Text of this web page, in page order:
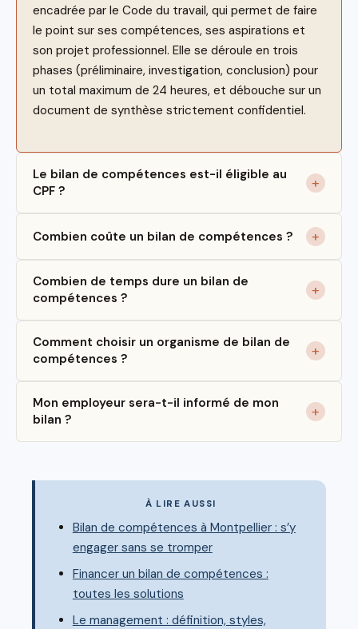
encadrée par le Code du travail, qui permet de faire
le point sur ses compétences, ses aspirations et
son projet professionnel. Elle se déroule en trois
phases (préliminaire, investigation, conclusion) pour
un total maximum de 24 heures, et débouche sur un
document de synthèse strictement confidentiel.
Le bilan de compétences est-il éligible au
CPF ?
Combien coûte un bilan de compétences ?
Combien de temps dure un bilan de
compétences ?
Comment choisir un organisme de bilan de
compétences ?
Mon employeur sera-t-il informé de mon
bilan ?
À LIRE AUSSI
Bilan de compétences à Montpellier : s’y
engager sans se tromper
Financer un bilan de compétences :
toutes les solutions
Le management : définition, styles,